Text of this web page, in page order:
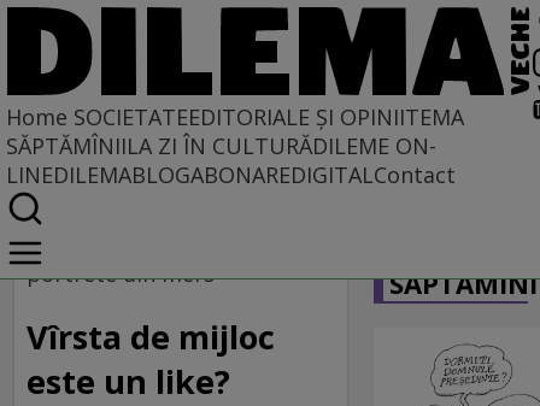
Home SOCIETATEEDITORIALE ȘI OPINIITEMA
SĂPTĂMÎNIILA ZI ÎN CULTURĂDILEME ON-
LINEDILEMABLOGABONAREDIGITALContact
Home
Societate
portrete din mers
Vîrsta de mijloc
este un like?